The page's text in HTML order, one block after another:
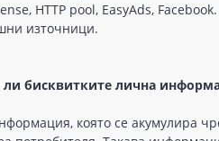
HTTP pool, EasyAds,
източници.
бисквиткитe личнa
коятo се акумyлиpa